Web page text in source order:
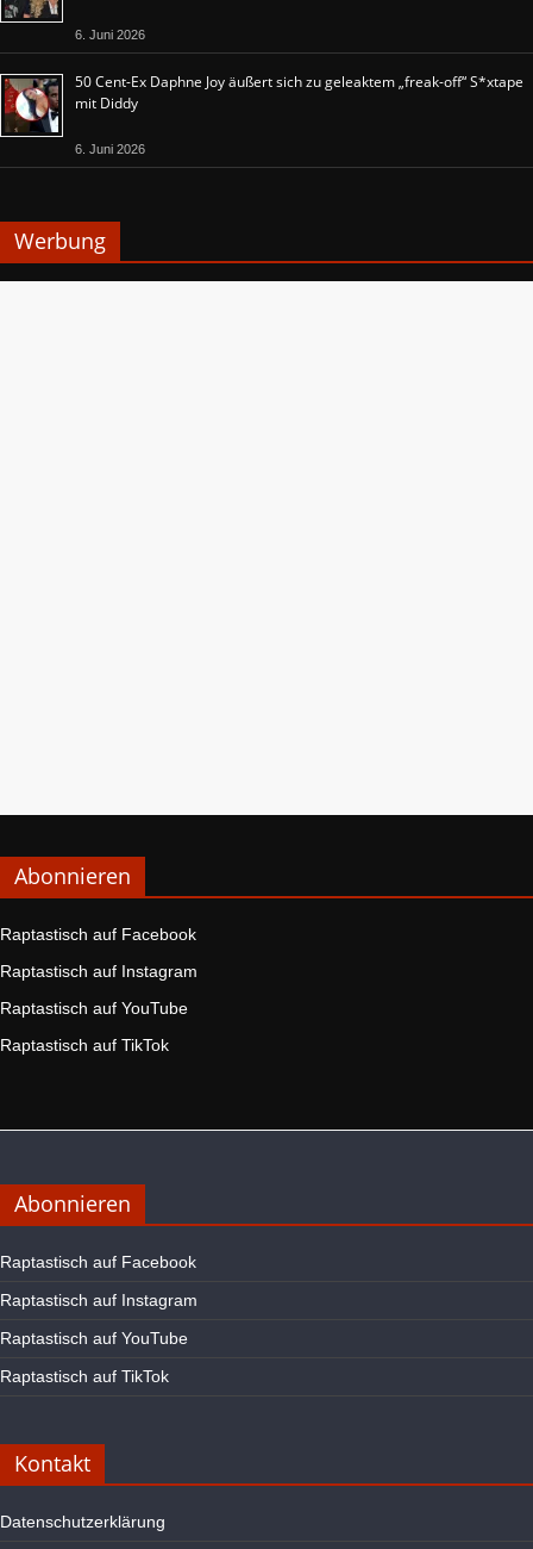
6. Juni 2026
50 Cent-Ex Daphne Joy äußert sich zu geleaktem „freak-off“ S*xtape
mit Diddy
6. Juni 2026
Werbung
Abonnieren
Raptastisch auf Facebook
Raptastisch auf Instagram
Raptastisch auf YouTube
Raptastisch auf TikTok
Abonnieren
Raptastisch auf Facebook
Raptastisch auf Instagram
Raptastisch auf YouTube
Raptastisch auf TikTok
Kontakt
Datenschutzerklärung